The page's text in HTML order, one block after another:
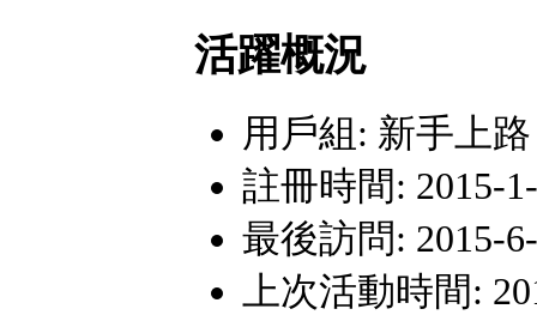
活躍概況
用戶組: 新手上路
註冊時間: 2015-
最後訪問: 2015-
上次活動時間: